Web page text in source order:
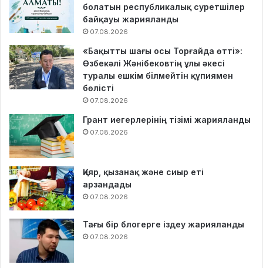
болатын республикалық суретшілер
байқауы жарияланды
07.08.2026
«Бақытты шағы осы Торғайда өтті»:
Өзбекәлі Жәнібековтің ұлы әкесі
туралы ешкім білмейтін құпиямен
бөлісті
07.08.2026
Грант иегерлерінің тізімі жарияланды
07.08.2026
Қияр, қызанақ және сиыр еті
арзандады
07.08.2026
Тағы бір блогерге іздеу жарияланды
07.08.2026